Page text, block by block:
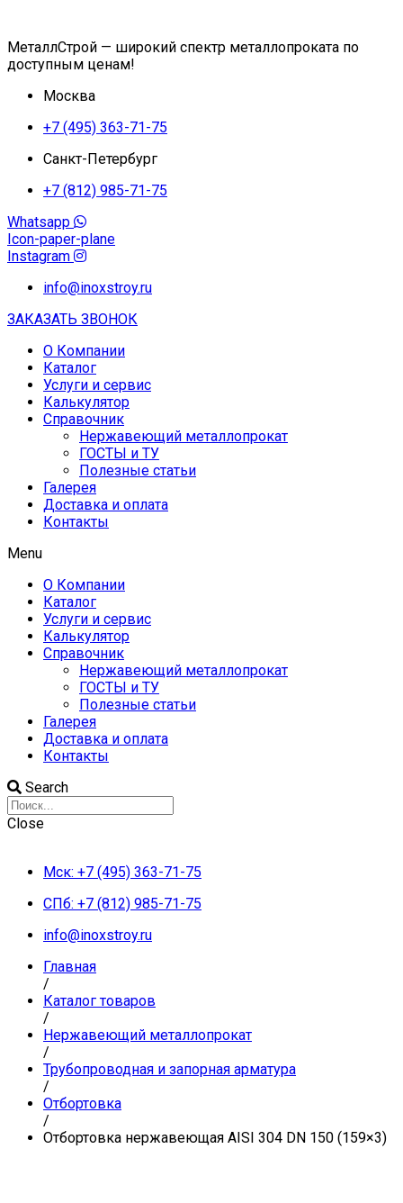
МеталлСтрой — широкий спектр металлопроката по
доступным ценам!
Москва
+7 (495) 363-71-75
Санкт-Петербург
+7 (812) 985-71-75
Whatsapp
Icon-paper-plane
Instagram
info@inoxstroy.ru
ЗАКАЗАТЬ ЗВОНОК
О Компании
Каталог
Услуги и сервис
Калькулятор
Справочник
Нержавеющий металлопрокат
ГОСТЫ и ТУ
Полезные статьи
Галерея
Доставка и оплата
Контакты
Menu
О Компании
Каталог
Услуги и сервис
Калькулятор
Справочник
Нержавеющий металлопрокат
ГОСТЫ и ТУ
Полезные статьи
Галерея
Доставка и оплата
Контакты
Search
Close
Мск: +7 (495) 363-71-75
СПб: +7 (812) 985-71-75
info@inoxstroy.ru
Главная
/
Каталог товаров
/
Нержавеющий металлопрокат
/
Трубопроводная и запорная арматура
/
Отбортовка
/
Отбортовка нержавеющая AISI 304 DN 150 (159×3)